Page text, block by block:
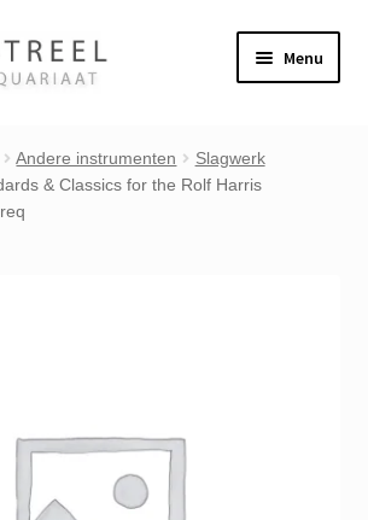
Menu
Andere instrumenten
Slagwerk
& Classics for the Rolf Harris